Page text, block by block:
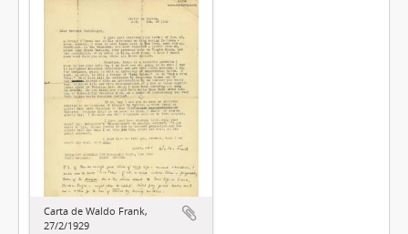
Carta de Waldo Frank,
27/2/1929